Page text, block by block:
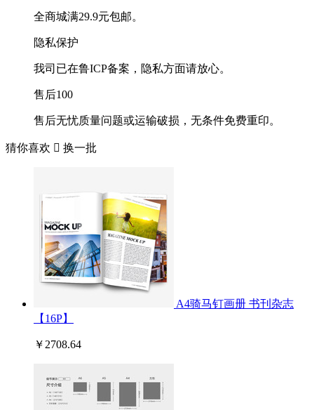
全商城满29.9元包邮。
隐私保护
我司已在鲁ICP备案，隐私方面请放心。
售后100
售后无忧质量问题或运输破损，无条件免费重印。
猜你喜欢  换一批
A4骑马钉画册 书刊杂志
【16P】
￥2708.64